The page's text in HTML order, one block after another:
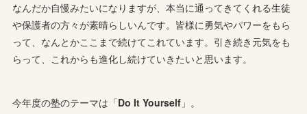
なんだか自慢みたいになりますが、本当に通ってきてくれる生徒
や保護者の方々が素晴らしいんです。皆様に勇気やパワーをもら
って、なんとかここまで続けてこれています。引き続き元気をも
らって、これからも進化し続けていきたいと思います。
今年度の塾のテーマは「Do It Yourself 」。